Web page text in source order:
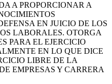
A PROPORCIONAR A
EN JUICIO DE LOS
LABORALES. OTORGA
PARA EL EJERCICIO
EN LO QUE DICE
LIBRE DE LA
EMPRESAS Y CARRERA